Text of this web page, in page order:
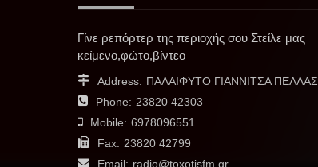
Γίνε ρεπόρτερ της περιοχής σου Στείλε μας
κείμενο,φώτο,βίντεο
Address: ΠΑΛΑΙΦΥΤΟ ΓΙΑΝΝΙΤΣΑ ΠΕΛΛΑΣ
Phone: 23820 42303
Mobile: 6978096551
Fax: 23820 42799
Email: radio@toxotisfm.gr